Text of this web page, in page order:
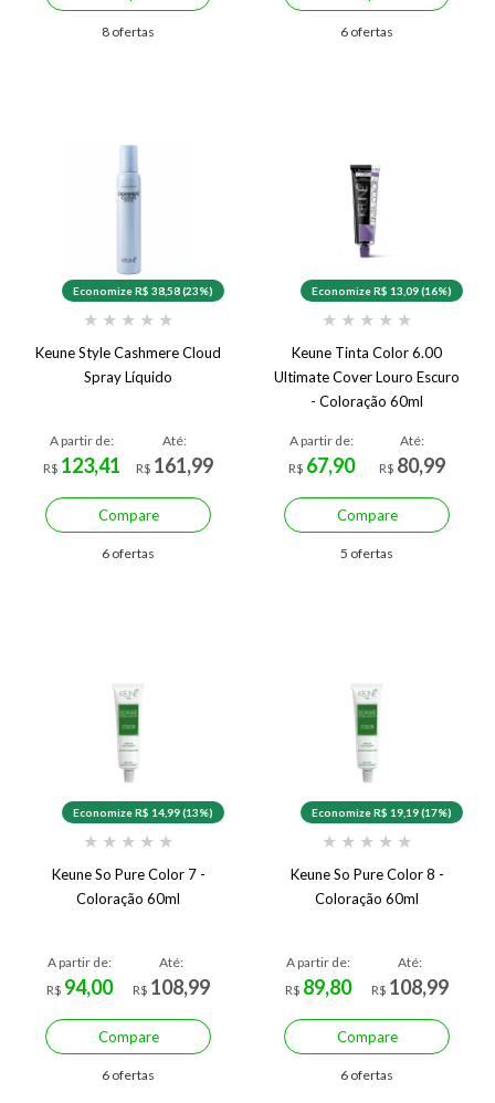
8 ofertas 6 ofertas
Economize R$ 38,58 (23%)
★ ★ ★ ★ ★
Keune Style Cashmere Cloud
Spray Líquido
A partir de:
R$ 123,41
Até:
R$ 161,99
Compare
6 ofertas
Economize R$ 13,09 (16%)
★ ★ ★ ★ ★
Keune Tinta Color 6.00
Ultimate Cover Louro Escuro
- Coloração 60ml
A partir de:
R$ 67,90
Até:
R$ 80,99
Compare
5 ofertas
Economize R$ 14,99 (13%)
★ ★ ★ ★ ★
Keune So Pure Color 7 -
Coloração 60ml
A partir de:
R$ 94,00
Até:
R$ 108,99
Compare
6 ofertas
Economize R$ 19,19 (17%)
★ ★ ★ ★ ★
Keune So Pure Color 8 -
Coloração 60ml
A partir de:
R$ 89,80
Até:
R$ 108,99
Compare
6 ofertas